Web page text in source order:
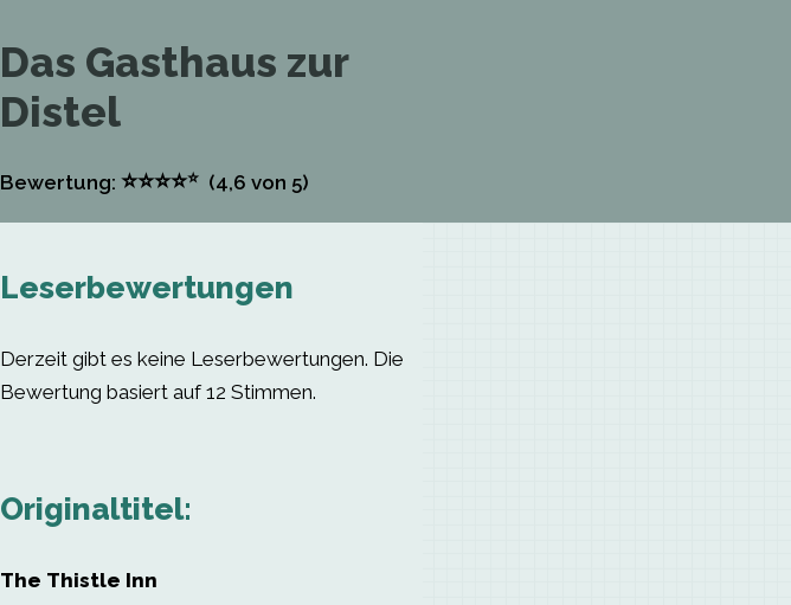
Das Gasthaus zur
Distel
Bewertung: ⭐⭐⭐⭐⭐ (4,6 von 5)
Leserbewertungen
Derzeit gibt es keine Leserbewertungen. Die
Bewertung basiert auf 12 Stimmen.
Originaltitel:
The Thistle Inn